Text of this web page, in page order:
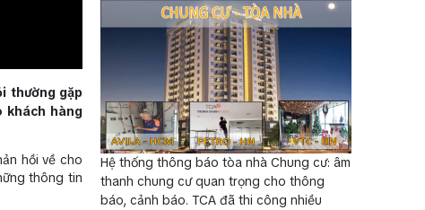
thường gặp
khách hàng
hồi về cho
thông tin
Hệ thống thông báo tòa nhà Chung cư: âm
thanh chung cư quan trọng cho thông
báo, cảnh báo. TCA đã thi công nhiều